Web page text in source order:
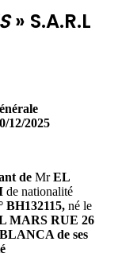
» S.A.R.L
12/2025
de MrEL
de nationalité
BH132115, né le
MARS RUE 26
de ses